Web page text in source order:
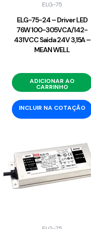
ELG-75
ELG-75-24 – Driver LED
76W 100-305VCA/142-
431VCC Saída 24V 3,15A –
MEAN WELL
ADICIONAR AO
CARRINHO
INCLUIR NA COTAÇÃO